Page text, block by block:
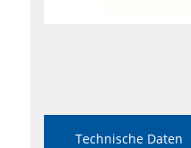
Technische Daten